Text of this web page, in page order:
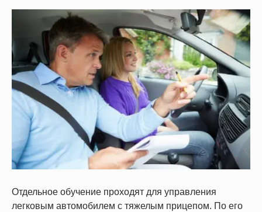
Отдельное обучение проходят для управления
легковым автомобилем с тяжелым прицепом. По его